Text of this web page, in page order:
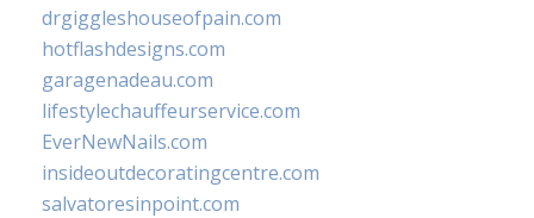
drgiggleshouseofpain.com
hotflashdesigns.com
garagenadeau.com
lifestylechauffeurservice.com
EverNewNails.com
insideoutdecoratingcentre.com
salvatoresinpoint.com